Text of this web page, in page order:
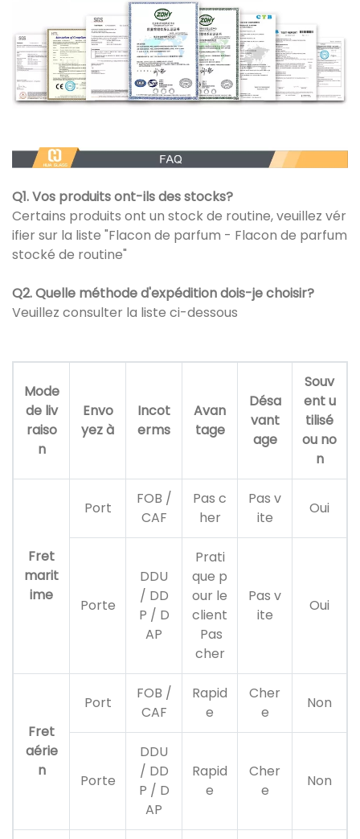
Q1. Vos produits ont-ils des stocks?
Certains produits ont un stock de routine, veuillez vér
ifier sur la liste "Flacon de parfum - Flacon de parfum
stocké de routine"
Q2. Quelle méthode d'expédition dois-je choisir?
Veuillez consulter la liste ci-dessous
Mode
de liv
raiso
n
Envo
yez à
Incot
erms
Avan
tage
Désa
vant
age
Souv
ent u
tilisé
ou no
n
Fret
marit
ime
Port
FOB /
CAF
Pas c
her
Pas v
ite
Oui
Porte
DDU
/ DD
P / D
AP
Prati
que p
our le
client
Pas
cher
Pas v
ite
Oui
Fret
aérie
n
Port
FOB /
CAF
Rapid
e
Cher
e
Non
Porte
DDU
/ DD
P / D
AP
Rapid
e
Cher
e
Non